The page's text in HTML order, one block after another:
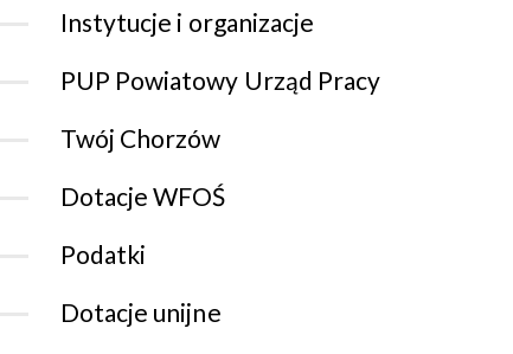
Instytucje i organizacje
PUP Powiatowy Urząd Pracy
Twój Chorzów
Dotacje WFOŚ
Podatki
Dotacje unijne